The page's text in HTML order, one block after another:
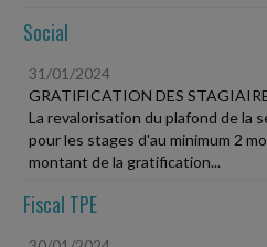
Social
31/01/2024
GRATIFICATION DES
La revalorisation du plafond de la
pour les stages d'au minimum 2
montant de la gratification...
Fiscal TPE